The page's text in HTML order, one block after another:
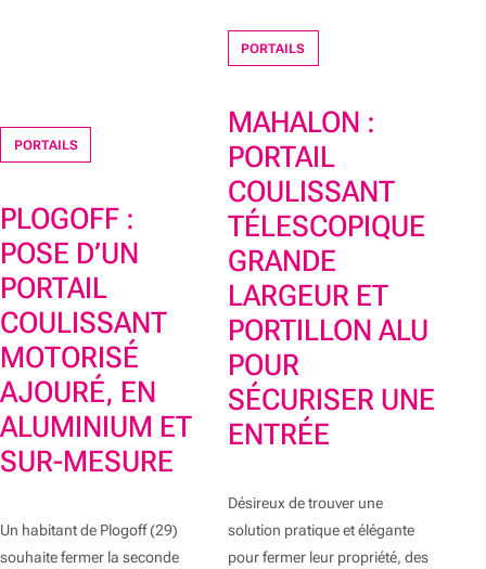
PORTAILS
PLOGOFF :
POSE D’UN
PORTAIL
COULISSANT
MOTORISÉ
AJOURÉ, EN
ALUMINIUM ET
SUR-MESURE
Un habitant de Plogoff (29)
souhaite fermer la seconde
PORTAILS
MAHALON :
PORTAIL
COULISSANT
TÉLESCOPIQUE
GRANDE
LARGEUR ET
PORTILLON ALU
POUR
SÉCURISER UNE
ENTRÉE
Désireux de trouver une
solution pratique et élégante
pour fermer leur propriété, des